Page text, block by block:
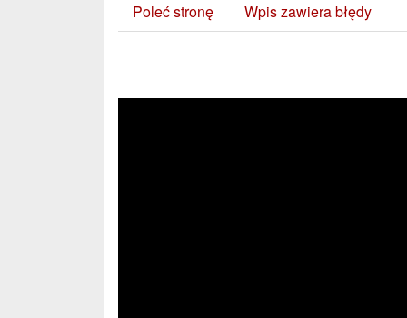
Poleć stronę Wpis zawiera błędy